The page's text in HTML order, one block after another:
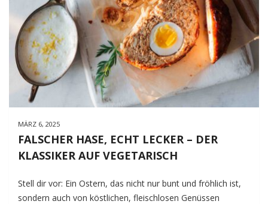
MÄRZ 6, 2025
FALSCHER HASE, ECHT LECKER – DER
KLASSIKER AUF VEGETARISCH
Stell dir vor: Ein Ostern, das nicht nur bunt und fröhlich ist,
sondern auch von köstlichen, fleischlosen Genüssen